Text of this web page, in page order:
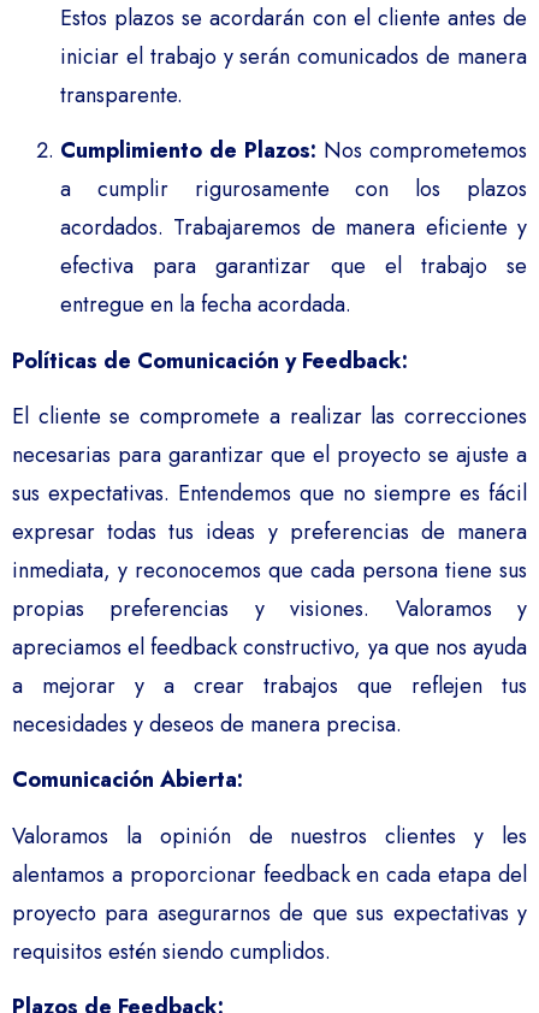
Estos plazos se acordarán con el cliente antes de
iniciar el trabajo y serán comunicados de manera
transparente.
Cumplimiento de Plazos: Nos comprometemos
a cumplir rigurosamente con los plazos
acordados. Trabajaremos de manera eficiente y
efectiva para garantizar que el trabajo se
entregue en la fecha acordada.
Políticas de Comunicación y Feedback:
El cliente se compromete a realizar las correcciones
necesarias para garantizar que el proyecto se ajuste a
sus expectativas. Entendemos que no siempre es fácil
expresar todas tus ideas y preferencias de manera
inmediata, y reconocemos que cada persona tiene sus
propias preferencias y visiones. Valoramos y
apreciamos el feedback constructivo, ya que nos ayuda
a mejorar y a crear trabajos que reflejen tus
necesidades y deseos de manera precisa.
Comunicación Abierta:
Valoramos la opinión de nuestros clientes y les
alentamos a proporcionar feedback en cada etapa del
proyecto para asegurarnos de que sus expectativas y
requisitos estén siendo cumplidos.